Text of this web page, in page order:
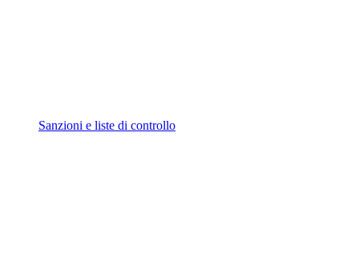
Sanzioni e liste di controllo